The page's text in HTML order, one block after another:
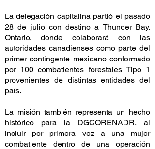
La delegación capitalina partió el pasado
28 de julio con destino a Thunder Bay,
Ontario, donde colaborará con las
autoridades canadienses como parte del
primer contingente mexicano conformado
por 100 combatientes forestales Tipo 1
provenientes de distintas entidades del
país.
La misión también representa un hecho
histórico para la DGCORENADR, al
incluir por primera vez a una mujer
combatiente dentro de una operación